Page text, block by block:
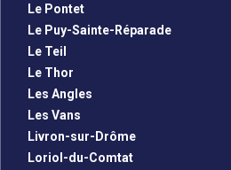
Le Pontet
Le Puy-Sainte-Réparade
Le Teil
Le Thor
Les Angles
Les Vans
Livron-sur-Drôme
Loriol-du-Comtat